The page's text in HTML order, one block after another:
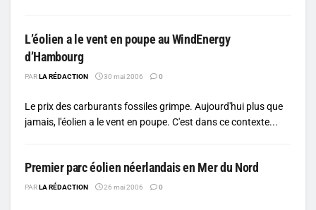
L’éolien a le vent en poupe au WindEnergy
d’Hambourg
PARLA RÉDACTION 30 mai 2006 0
Le prix des carburants fossiles grimpe. Aujourd'hui plus que
jamais, l'éolien a le vent en poupe. C'est dans ce contexte...
Premier parc éolien néerlandais en Mer du Nord
PARLA RÉDACTION 26 mai 2006 0